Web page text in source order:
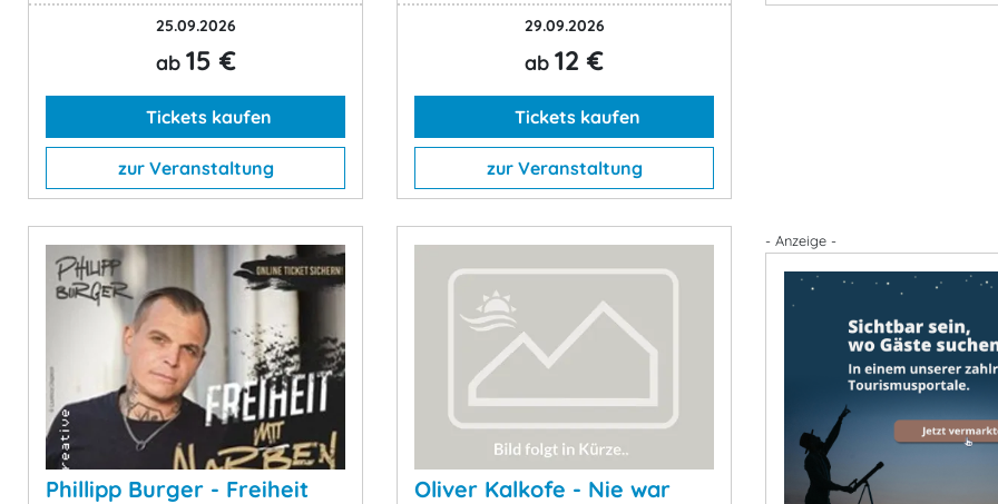
25.09.2026
ab 15 €
Tickets kaufen
zur Veranstaltung
29.09.2026
ab 12 €
Tickets kaufen
zur Veranstaltung
Phillipp Burger - Freiheit
Oliver Kalkofe - Nie war
- Anzeige -